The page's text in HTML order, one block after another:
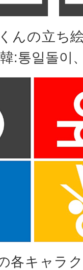
んの立ち
:통일돌이
各キャラ